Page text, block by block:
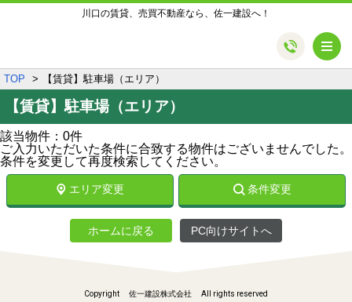
川口の賃貸、売買不動産なら、佐一建設へ！
TOP 【賃貸】駐車場（エリア）
【賃貸】駐車場（エリア）
該当物件：0件
ご入力いただいた条件に合致する物件はございませんでした。
条件を変更して再度検索してください。
エリア変更 条件変更
ホームに戻る PC向けサイトへ
Copyright 佐一建設株式会社 All rights reserved